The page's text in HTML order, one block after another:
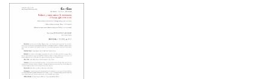
All of DSpace
Statistics